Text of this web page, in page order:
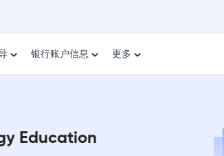
银行账户信息 更多
Education